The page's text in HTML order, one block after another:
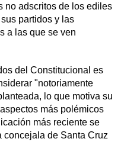
no adscritos de los ediles
partidos y las
a las que se ven
del Constitucional es
"notoriamente
lo que motiva su
más polémicos
más reciente se
concejala de Santa Cruz